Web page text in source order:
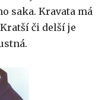
saka. Kravata má
či delší je